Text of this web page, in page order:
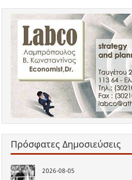
Πρόσφατες Δημοσιεύσεις
2026-08-05